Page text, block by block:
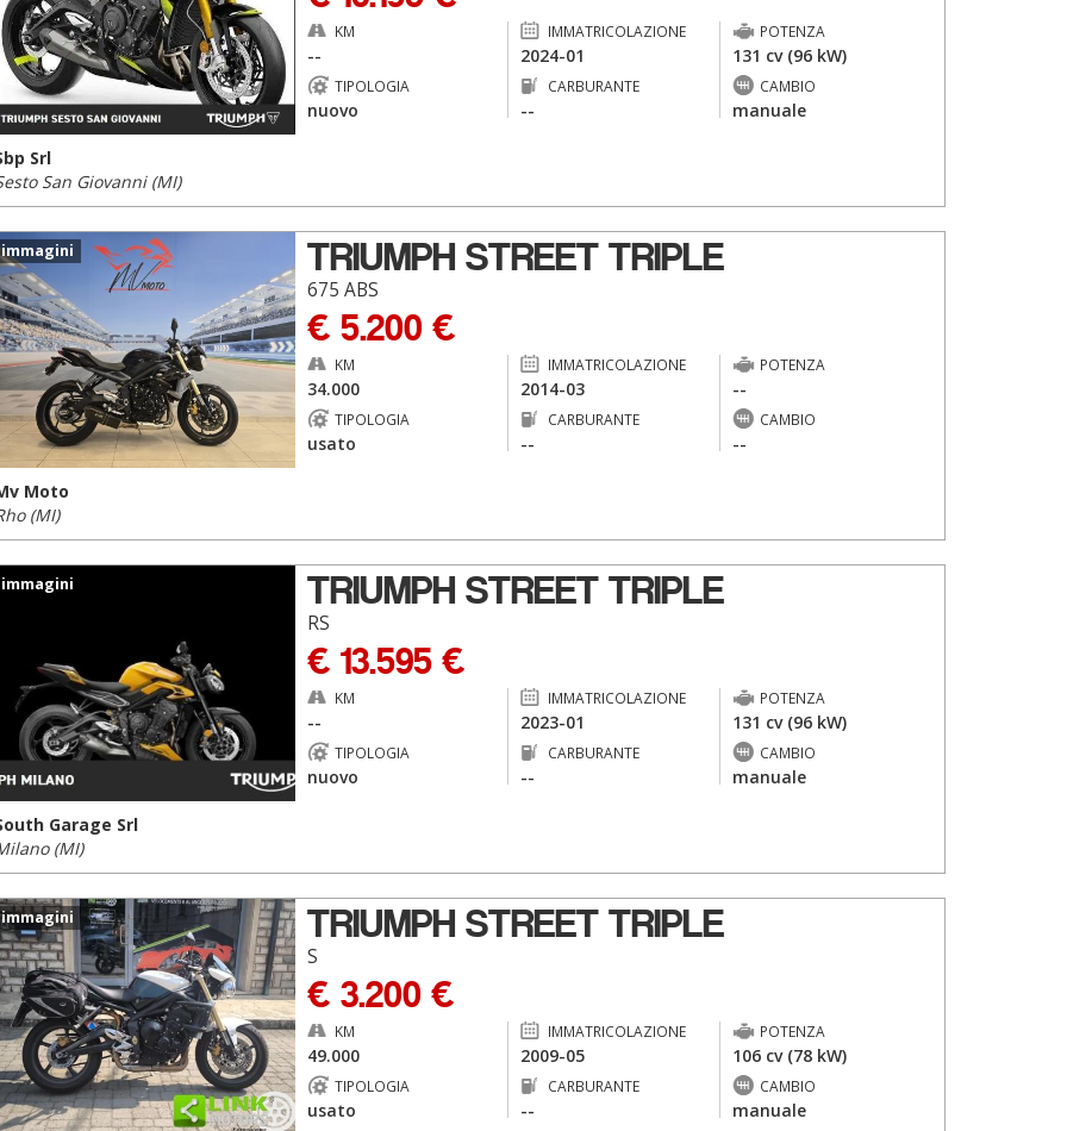
KM
--
IMMATRICOLAZIONE
2024-01
POTENZA
131 cv (96 kW)
TIPOLOGIA
nuovo
CARBURANTE
--
CAMBIO
manuale
Srl
San Giovanni (MI)
immagini TRIUMPH STREET TRIPLE
675 ABS
€ 5.200 €
KM
34.000
IMMATRICOLAZIONE
2014-03
POTENZA
--
TIPOLOGIA
usato
CARBURANTE
--
CAMBIO
--
Moto
(MI)
immagini TRIUMPH STREET TRIPLE
RS
€ 13.595 €
KM
--
IMMATRICOLAZIONE
2023-01
POTENZA
131 cv (96 kW)
TIPOLOGIA
nuovo
CARBURANTE
--
CAMBIO
manuale
Garage Srl
(MI)
immagini TRIUMPH STREET TRIPLE
S
€ 3.200 €
KM
49.000
IMMATRICOLAZIONE
2009-05
POTENZA
106 cv (78 kW)
TIPOLOGIA
usato
CARBURANTE
--
CAMBIO
manuale